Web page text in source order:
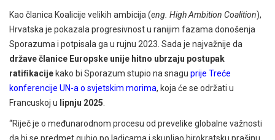
Kao članica Koalicije velikih ambicija (eng. High Ambition Coalition),
Hrvatska je pokazala progresivnost u ranijim fazama donošenja
Sporazuma i potpisala ga u rujnu 2023. Sada je najvažnije da
države članice Europske unije hitno ubrzaju postupak
ratiﬁkacije kako bi Sporazum stupio na snagu prije Treće
konferencije UN-a o svjetskim morima, koja će se održati u
Francuskoj u lipnju 2025
“Riječ je o međunarodnom procesu od prevelike globalne važnosti